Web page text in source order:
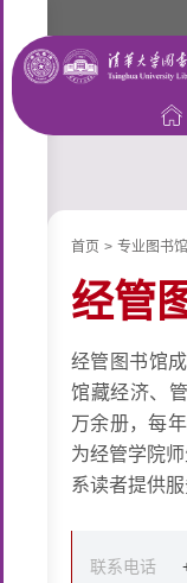
阅
首页 > 专业图书馆
经管
经管图书馆
馆藏经济、
万余册，每
为经管学院
系读者提供服
联系电话